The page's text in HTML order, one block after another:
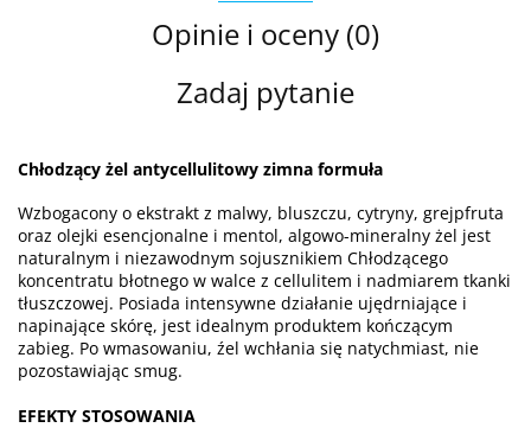
Opinie i oceny (0)
Zadaj pytanie
Chłodzący żel antycellulitowy zimna formuła
Wzbogacony o ekstrakt z malwy, bluszczu, cytryny, grejpfruta
oraz olejki esencjonalne i mentol, algowo-mineralny żel jest
naturalnym i niezawodnym sojusznikiem Chłodzącego
koncentratu błotnego w walce z cellulitem i nadmiarem tkanki
tłuszczowej. Posiada intensywne działanie ujędrniające i
napinające skórę, jest idealnym produktem kończącym
zabieg. Po wmasowaniu, źel wchłania się natychmiast, nie
pozostawiając smug.
EFEKTY STOSOWANIA